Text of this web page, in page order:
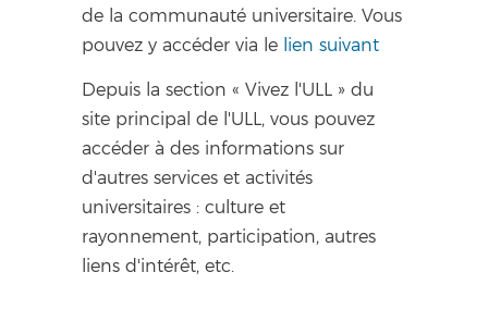
de la communauté universitaire. Vous
pouvez y accéder via le lien suivant
Depuis la section « Vivez l'ULL » du
site principal de l'ULL, vous pouvez
accéder à des informations sur
d'autres services et activités
universitaires : culture et
rayonnement, participation, autres
liens d'intérêt, etc.